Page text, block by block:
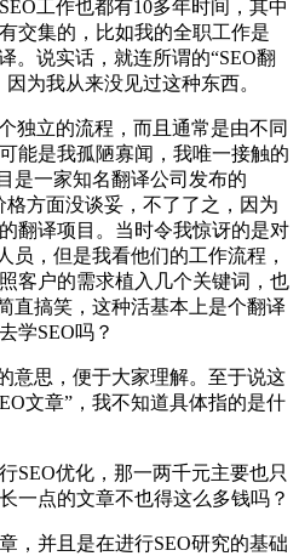
工作也都有10多年时间，其中
交集的，比如我的全职工作是
。说实话，就连所谓的“SEO翻
为我从来没见过这种东西。
独立的流程，而且通常是由不同
能是我孤陋寡闻，我唯一接触的
是一家知名翻译公司发布的
方面没谈妥，不了了之，因为
翻译项目。当时令我惊讶的是对
员，但是我看他们的工作流程，
客户的需求植入几个关键词，也
直搞笑，这种活基本上是个翻译
学SEO吗？
意思，便于大家理解。至于说这
文章”，我不知道具体指的是什
SEO优化，那一两千元主要也只
一点的文章不也得这么多钱吗？
，并且是在进行SEO研究的基础